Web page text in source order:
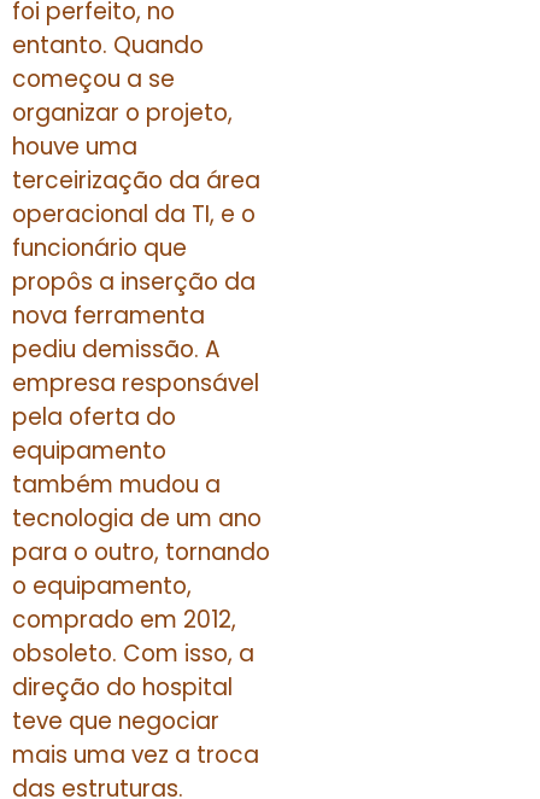
foi perfeito, no
entanto. Quando
começou a se
organizar o projeto,
houve uma
terceirização da área
operacional da TI, e o
funcionário que
propôs a inserção da
nova ferramenta
pediu demissão. A
empresa responsável
pela oferta do
equipamento
também mudou a
tecnologia de um ano
para o outro, tornando
o equipamento,
comprado em 2012,
obsoleto. Com isso, a
direção do hospital
teve que negociar
mais uma vez a troca
das estruturas.